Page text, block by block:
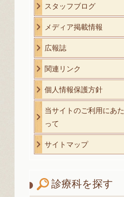
スタッフブログ
メディア掲載情報
広報誌
関連リンク
個人情報保護方針
当サイトのご利用にあた
って
サイトマップ
診療科を探す